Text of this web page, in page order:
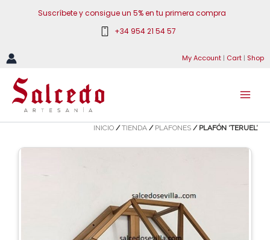
Suscríbete y consigue un 5% en tu primera compra
+34 954 21 54 57
My Account | Cart | Shop
INICIO /TIENDA / PLAFONES / PLAFÓN ‘TERUEL’